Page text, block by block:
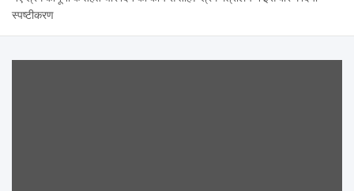
स्पष्टीकरण